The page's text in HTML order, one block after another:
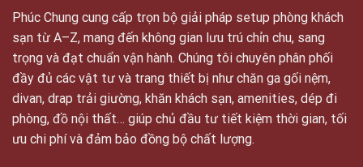
Phúc Chung cung cấp trọn bộ giải pháp setup phòng khách
sạn từ A–Z, mang đến không gian lưu trú chỉn chu, sang
trọng và đạt chuẩn vận hành. Chúng tôi chuyên phân phối
đầy đủ các vật tư và trang thiết bị như chăn ga gối nệm,
divan, drap trải giường, khăn khách sạn, amenities, dép đi
phòng, đồ nội thất… giúp chủ đầu tư tiết kiệm thời gian, tối
ưu chi phí và đảm bảo đồng bộ chất lượng.